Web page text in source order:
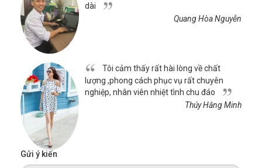
dài
Quang Hòa Nguyễn
Tôi cảm thấy rất hài lòng về chất
lượng ,phong cách phục vụ rất chuyên
nghiệp, nhân viên nhiệt tình chu đáo
Thúy Hằng Minh
Gửi ý kiến